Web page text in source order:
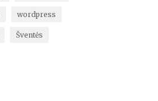
wordpress
Šventės